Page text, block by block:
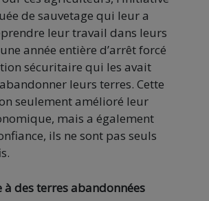
de sauvetage qui leur a
leur travail dans leurs
année entière d’arrêt forcé
sécuritaire qui les avait
leurs terres. Cette
seulement amélioré leur
mais a également
ils ne sont pas seuls
à des terres abandonnées